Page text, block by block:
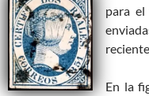
para
En la